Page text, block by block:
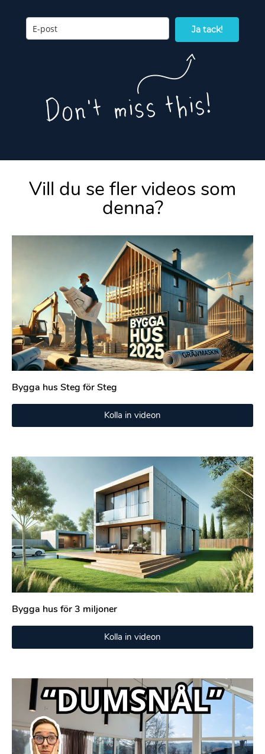
Ja tack!
Vill du se fler videos som
denna?
Bygga hus Steg för Steg
Kolla in videon
Bygga hus för 3 miljoner
Kolla in videon